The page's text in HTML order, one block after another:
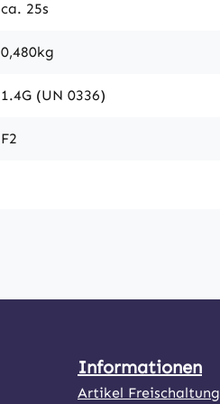
ca. 25s
0,480kg
1.4G (UN 0336)
F2
Informationen
Artikel Freischaltung